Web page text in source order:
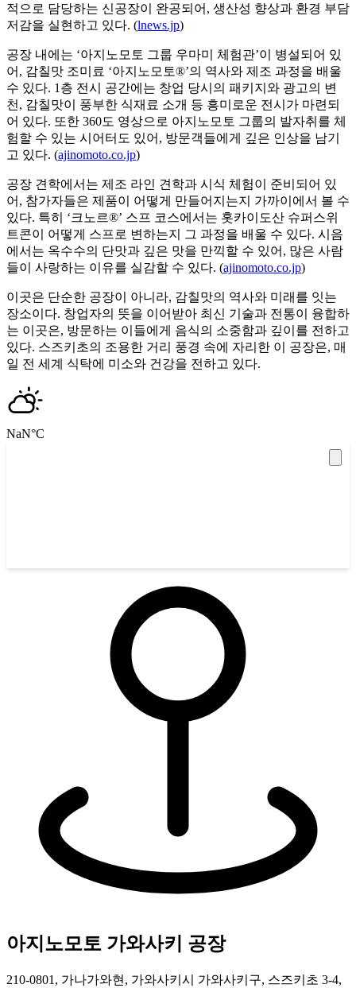
적으로 담당하는 신공장이 완공되어, 생산성 향상과 환경 부담
저감을 실현하고 있다. (lnews.jp)
공장 내에는 ‘아지노모토 그룹 우마미 체험관’이 병설되어 있
어, 감칠맛 조미료 ‘아지노모토®’의 역사와 제조 과정을 배울
수 있다. 1층 전시 공간에는 창업 당시의 패키지와 광고의 변
천, 감칠맛이 풍부한 식재료 소개 등 흥미로운 전시가 마련되
어 있다. 또한 360도 영상으로 아지노모토 그룹의 발자취를 체
험할 수 있는 시어터도 있어, 방문객들에게 깊은 인상을 남기
고 있다. (ajinomoto.co.jp)
공장 견학에서는 제조 라인 견학과 시식 체험이 준비되어 있
어, 참가자들은 제품이 어떻게 만들어지는지 가까이에서 볼 수
있다. 특히 ‘크노르®’ 스프 코스에서는 홋카이도산 슈퍼스위
트콘이 어떻게 스프로 변하는지 그 과정을 배울 수 있다. 시음
에서는 옥수수의 단맛과 깊은 맛을 만끽할 수 있어, 많은 사람
들이 사랑하는 이유를 실감할 수 있다. (ajinomoto.co.jp)
이곳은 단순한 공장이 아니라, 감칠맛의 역사와 미래를 잇는
장소이다. 창업자의 뜻을 이어받아 최신 기술과 전통이 융합하
는 이곳은, 방문하는 이들에게 음식의 소중함과 깊이를 전하고
있다. 스즈키초의 조용한 거리 풍경 속에 자리한 이 공장은, 매
일 전 세계 식탁에 미소와 건강을 전하고 있다.
NaN°C
아지노모토 가와사키 공장
210-0801, 가나가와현, 가와사키시 가와사키구, 스즈키초 3-4,